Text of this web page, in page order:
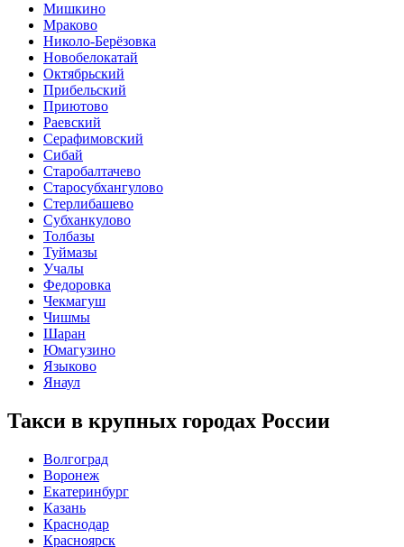
Мишкино
Мраково
Николо-Берёзовка
Новобелокатай
Октябрьский
Прибельский
Приютово
Раевский
Серафимовский
Сибай
Старобалтачево
Старосубхангулово
Стерлибашево
Субханкулово
Толбазы
Туймазы
Учалы
Федоровка
Чекмагуш
Чишмы
Шаран
Юмагузино
Языково
Янаул
Такси в крупных городах России
Волгоград
Воронеж
Екатеринбург
Казань
Краснодар
Красноярск